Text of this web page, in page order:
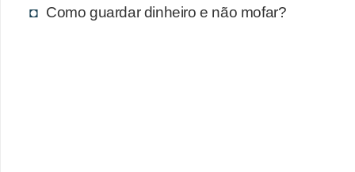
Como guardar dinheiro e não mofar?
i